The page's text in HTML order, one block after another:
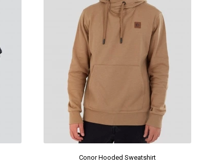
Conor Hooded Sweatshirt